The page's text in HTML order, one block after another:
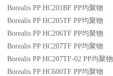
Borealis PP HC201BF PP均聚物
Borealis PP HC205TF PP均聚物
Borealis PP HC206TF PP均聚物
Borealis PP HC207TF PP均聚物
Borealis PP HC207TF-02 PP均聚物
Borealis PP HC600TF PP均聚物